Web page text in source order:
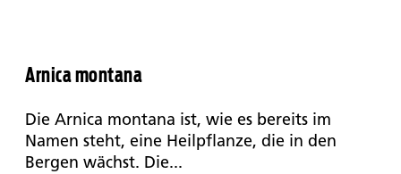
Arnica montana
Die Arnica montana ist, wie es bereits im
Namen steht, eine Heilpflanze, die in den
Bergen wächst. Die...